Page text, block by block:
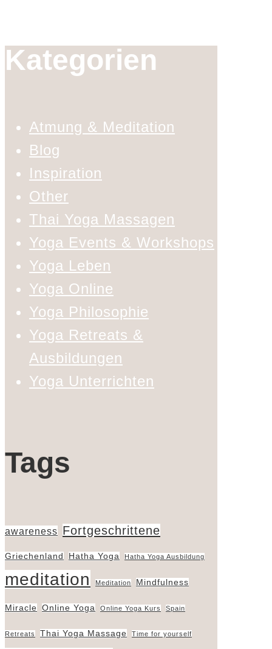
Kategorien
Atmung & Meditation
Blog
Inspiration
Other
Thai Yoga Massagen
Yoga Events & Workshops
Yoga Leben
Yoga Online
Yoga Philosophie
Yoga Retreats &
Ausbildungen
Yoga Unterrichten
Tags
awareness Fortgeschrittene
Griechenland Hatha Yoga Hatha Yoga Ausbildung
meditation Meditation Mindfulness
Miracle Online Yoga Online Yoga Kurs Spain
Retreats Thai Yoga Massage Time for yourself